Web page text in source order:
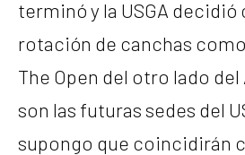
terminó y la USGA decidió
rotación de canchas
The Open del otro lado
son las futuras sedes del
supongo que coincidirán